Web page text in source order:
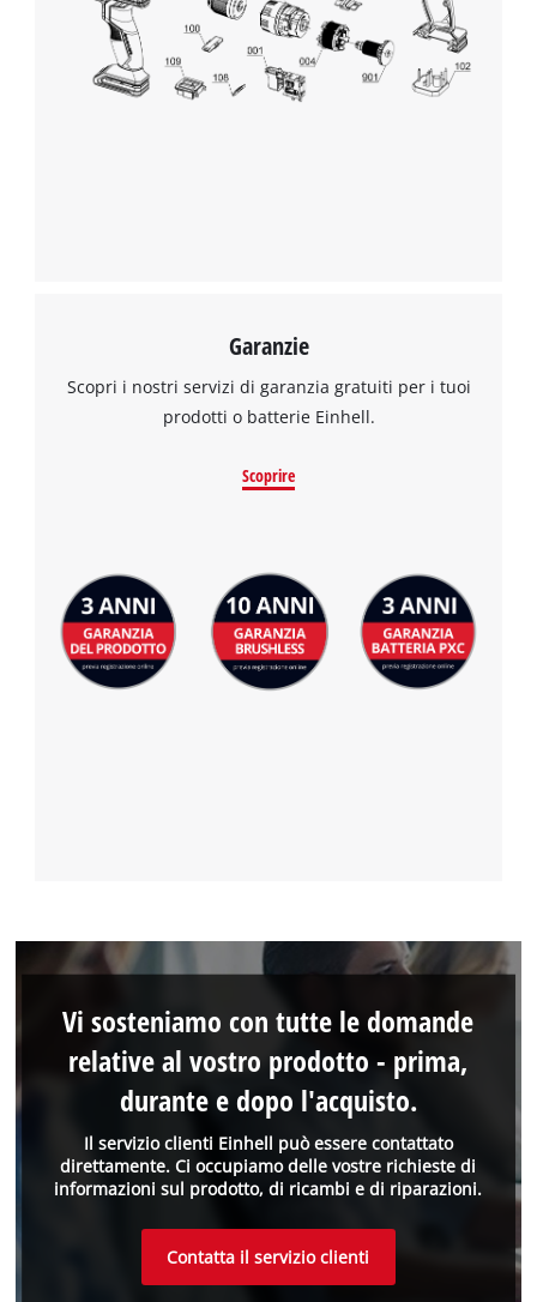
This content is not permitted to load due
to trackers that are not disclosed to the
visitor. The website owner needs to setup
the site with their CMP to add this content
Garanzie
Scopri i nostri servizi di garanzia gratuiti per i tuoi
prodotti o batterie Einhell.
Scoprire
Il servizio clienti Einhell può essere contattato
direttamente. Ci occupiamo delle vostre richieste di
informazioni sul prodotto, di ricambi e di riparazioni.
Vi sosteniamo con tutte le domande
relative al vostro prodotto - prima,
durante e dopo l'acquisto.
Contatta il servizio clienti